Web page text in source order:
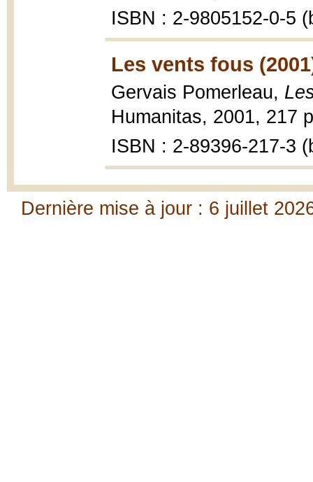
ISBN : 2-9805152-0-5
Les vents fous
Gervais Pomerleau,
Humanitas, 2001, 217
ISBN : 2-89396-217-3
Dernière mise à jour : 6 juillet